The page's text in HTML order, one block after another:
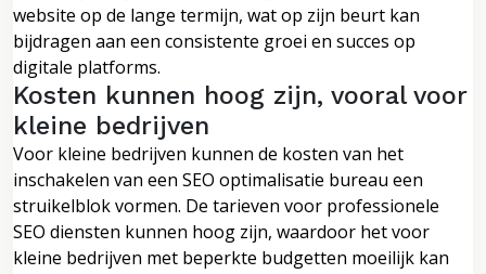
website op de lange termijn, wat op zijn beurt kan
bijdragen aan een consistente groei en succes op
digitale platforms.
Kosten kunnen hoog zijn, vooral voor
kleine bedrijven
Voor kleine bedrijven kunnen de kosten van het
inschakelen van een SEO optimalisatie bureau een
struikelblok vormen. De tarieven voor professionele
SEO diensten kunnen hoog zijn, waardoor het voor
kleine bedrijven met beperkte budgetten moeilijk kan